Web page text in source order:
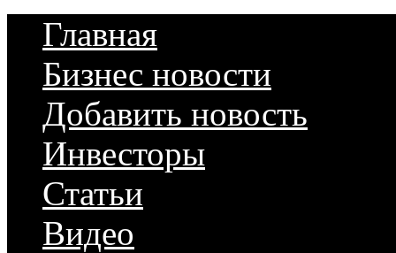
Главная
Бизнес новости
Добавить новость
Инвесторы
Статьи
Видео